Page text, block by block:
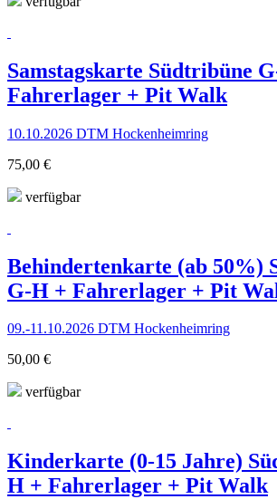
Samstagskarte Südtribüne
Fahrerlager + Pit Walk
10.10.2026 DTM Hockenheimring
75,00 €
verfügbar
Behindertenkarte (ab 50%)
G-H + Fahrerlager + Pit
09.-11.10.2026 DTM Hockenheimring
50,00 €
verfügbar
Kinderkarte (0-15 Jahre)
H + Fahrerlager + Pit Walk